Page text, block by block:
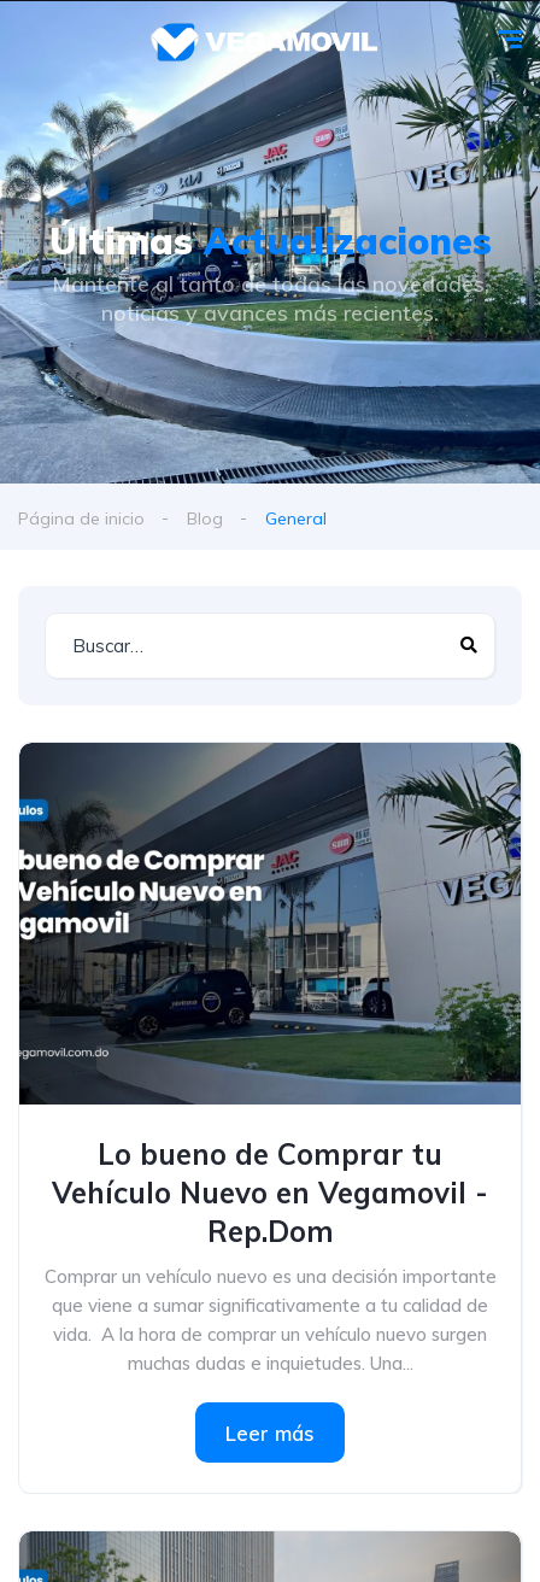
ÚltimasActualizaciones
Mantente al tanto de todas las novedades,
noticias y avances más recientes.
Página de inicio Blog General
Lo bueno de Comprar tu
Vehículo Nuevo en Vegamovil -
Rep.Dom
Comprar un vehículo nuevo es una decisión importante
que viene a sumar significativamente a tu calidad de
vida. A la hora de comprar un vehículo nuevo surgen
muchas dudas e inquietudes. Una...
Leer más